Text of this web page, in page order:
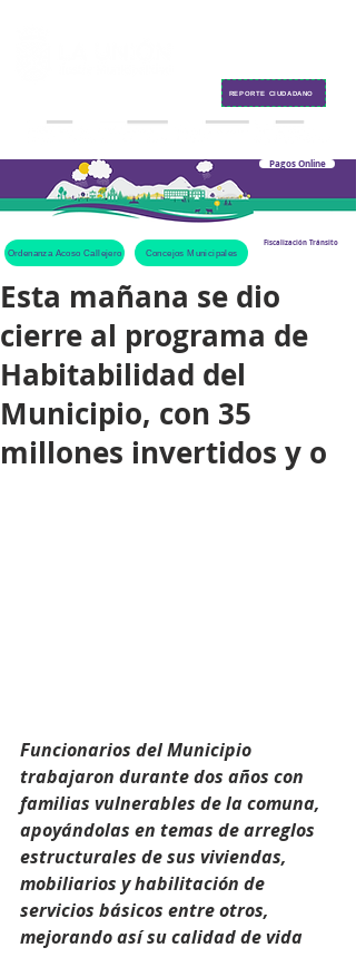
Pagos Online
Ordenanza Acoso Callejero Concejos Municipales
Fiscalización Tránsito
REPORTE CIUDADANO
Esta mañana se dio
cierre al programa de
Habitabilidad del
Municipio, con 35
millones invertidos y o
Funcionarios del Municipio
trabajaron durante dos años con
familias vulnerables de la comuna,
apoyándolas en temas de arreglos
estructurales de sus viviendas,
mobiliarios y habilitación de
servicios básicos entre otros,
mejorando así su calidad de vida